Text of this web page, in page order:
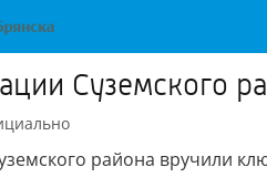
Суземского
района вручили